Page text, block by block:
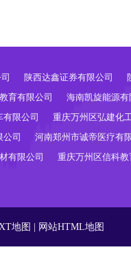
陕西达鑫证券有限公司
育有限公司
海南凯旋能源有
限公司
重庆万州区弘建化
司
河南郑州市诚帝医疗有
有限公司
重庆万州区信科教
地图 网站HTML地图